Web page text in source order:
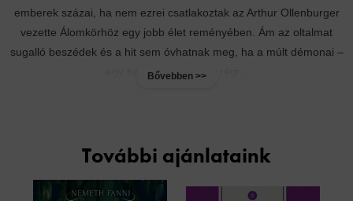
emberek százai, ha nem ezrei csatlakoztak az Arthur Ollenburger
vezette Álomkörhöz egy jobb élet reményében. Ám az oltalmat
sugalló beszédek és a hit sem óvhatnak meg, ha a múlt démonai –
egy hajdani barát, egy régi...
Bővebben >>
További ajánlataink